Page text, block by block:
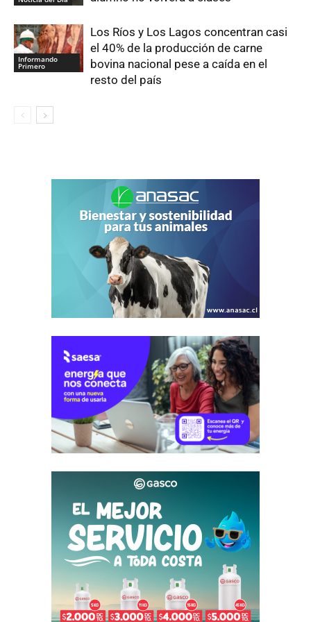
Informando
Primero
Los Ríos y Los Lagos concentran casi
el 40% de la producción de carne
bovina nacional pese a caída en el
resto del país